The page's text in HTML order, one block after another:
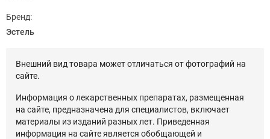
Бренд:
Эстель
Внешний вид товара может отличаться от фотографий на
сайте.
Информация о лекарственных препаратах, размещенная
на сайте, предназначена для специалистов, включает
материалы из изданий разных лет. Приведенная
информация на сайте является обобщающей и